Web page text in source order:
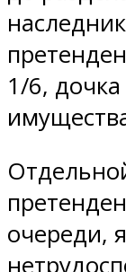
1/6,
очереди,